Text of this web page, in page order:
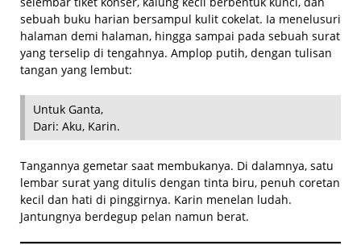
sebuah buku harian bersampul kulit cokelat. Ia menelusuri
halaman demi halaman, hingga sampai pada sebuah surat
yang terselip di tengahnya. Amplop putih, dengan tulisan
tangan yang lembut:
Untuk Ganta,
Dari: Aku, Karin.
Tangannya gemetar saat membukanya. Di dalamnya, satu
lembar surat yang ditulis dengan tinta biru, penuh coretan
kecil dan hati di pinggirnya. Karin menelan ludah.
Jantungnya berdegup pelan namun berat.